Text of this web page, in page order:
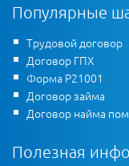
Популярные
Трудовой договор
Договор ГПХ
Форма Р21001
Договор займа
Договор найма
Полезная